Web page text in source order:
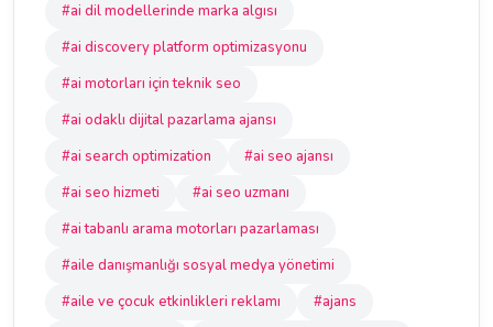
#ai dil modellerinde marka algısı
#ai discovery platform optimizasyonu
#ai motorları için teknik seo
#ai odaklı dijital pazarlama ajansı
#ai search optimization
#ai seo ajansı
#ai seo hizmeti
#ai seo uzmanı
#ai tabanlı arama motorları pazarlaması
#aile danışmanlığı sosyal medya yönetimi
#aile ve çocuk etkinlikleri reklamı
#ajans